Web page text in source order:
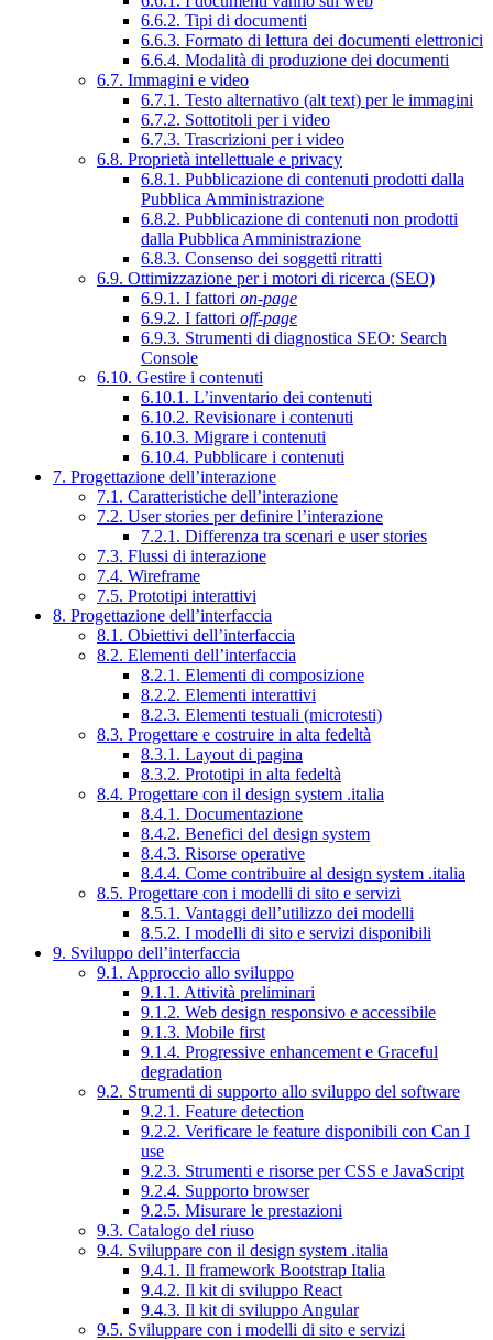
6.6.2. Tipi di documenti
6.6.3. Formato di lettura dei documenti elettronici
6.6.4. Modalità di produzione dei documenti
6.7. Immagini e video
6.7.1. Testo alternativo (alt text) per le immagini
6.7.2. Sottotitoli per i video
6.7.3. Trascrizioni per i video
6.8. Proprietà intellettuale e privacy
6.8.1. Pubblicazione di contenuti prodotti dalla
Pubblica Amministrazione
6.8.2. Pubblicazione di contenuti non prodotti
dalla Pubblica Amministrazione
6.8.3. Consenso dei soggetti ritratti
6.9. Ottimizzazione per i motori di ricerca (SEO)
6.9.1. I fattori on-page
6.9.2. I fattori off-page
6.9.3. Strumenti di diagnostica SEO: Search
Console
6.10. Gestire i contenuti
6.10.1. L’inventario dei contenuti
6.10.2. Revisionare i contenuti
6.10.3. Migrare i contenuti
6.10.4. Pubblicare i contenuti
7. Progettazione dell’interazione
7.1. Caratteristiche dell’interazione
7.2. User stories per definire l’interazione
7.2.1. Differenza tra scenari e user stories
7.3. Flussi di interazione
7.4. Wireframe
7.5. Prototipi interattivi
8. Progettazione dell’interfaccia
8.1. Obiettivi dell’interfaccia
8.2. Elementi dell’interfaccia
8.2.1. Elementi di composizione
8.2.2. Elementi interattivi
8.2.3. Elementi testuali (microtesti)
8.3. Progettare e costruire in alta fedeltà
8.3.1. Layout di pagina
8.3.2. Prototipi in alta fedeltà
8.4. Progettare con il design system .italia
8.4.1. Documentazione
8.4.2. Benefici del design system
8.4.3. Risorse operative
8.4.4. Come contribuire al design system .italia
8.5. Progettare con i modelli di sito e servizi
8.5.1. Vantaggi dell’utilizzo dei modelli
8.5.2. I modelli di sito e servizi disponibili
9. Sviluppo dell’interfaccia
9.1. Approccio allo sviluppo
9.1.1. Attività preliminari
9.1.2. Web design responsivo e accessibile
9.1.3. Mobile first
9.1.4. Progressive enhancement e Graceful
degradation
9.2. Strumenti di supporto allo sviluppo del software
9.2.1. Feature detection
9.2.2. Verificare le feature disponibili con Can I
use
9.2.3. Strumenti e risorse per CSS e JavaScript
9.2.4. Supporto browser
9.2.5. Misurare le prestazioni
9.3. Catalogo del riuso
9.4. Sviluppare con il design system .italia
9.4.1. Il framework Bootstrap Italia
9.4.2. Il kit di sviluppo React
9.4.3. Il kit di sviluppo Angular
9.5. Sviluppare con i modelli di sito e servizi